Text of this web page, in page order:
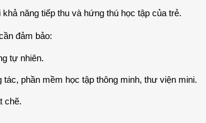
năng tiếp thu và hứng thú học tập của trẻ.
đảm bảo:
tự nhiên.
tác, phần mềm học tập thông minh, thư viện mini.
chẽ.